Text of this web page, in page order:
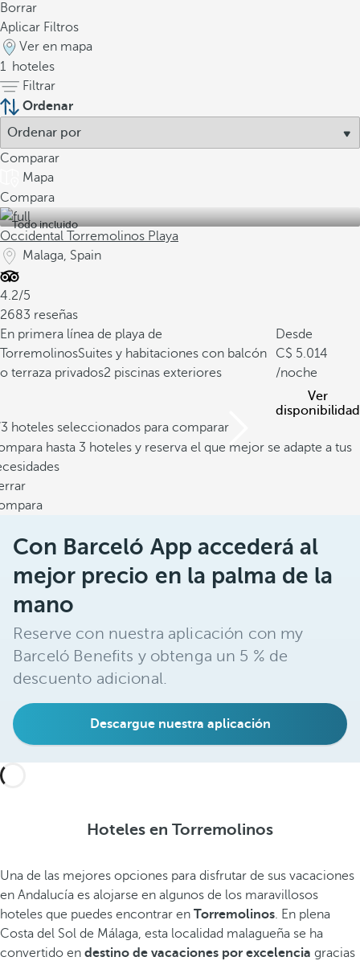
Borrar
Aplicar Filtros
Ver en mapa
1 hoteles
Filtrar
Ordenar
Comparar
Mapa
Compara
Todo incluido
Occidental Torremolinos Playa
Malaga, Spain
4.2/5
2683 reseñas
En primera línea de playa de
TorremolinosSuites y habitaciones con balcón
o terraza privados2 piscinas exteriores
Desde
5.014
/noche
Ver
disponibilidad
hoteles seleccionados para comparar
hasta 3 hoteles y reserva el que mejor se adapte a tus
Con Barceló App accederá al
mejor precio en la palma de la
mano
Reserve con nuestra aplicación con my
Barceló Benefits y obtenga un 5 % de
descuento adicional.
Descargue nuestra aplicación
Hoteles en Torremolinos
Una de las mejores opciones para disfrutar de sus vacaciones
en Andalucía es alojarse en algunos de los maravillosos
hoteles que puedes encontrar en Torremolinos. En plena
Costa del Sol de Málaga, esta localidad malagueña se ha
convertido en destino de vacaciones por excelencia gracias